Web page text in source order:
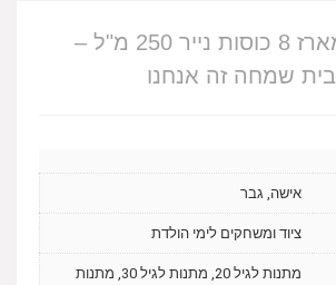
מארז 8 כוסות נייר 250 מ"ל –
שמחה זה אנחנו
אישה, גבר
ציוד ומשחקים לימי הולדת
מתנות לגיל 20, מתנות לגיל 30, מתנות